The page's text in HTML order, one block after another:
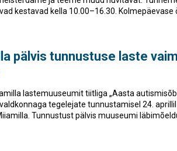
kestavad kella 10.00–16.30. Kolmepäevase
pälvis tunnustuse laste
lastemuuseumit tiitliga „Aasta
tegelejate tunnustamisel 24.
Tunnustust pälvis muuseumi